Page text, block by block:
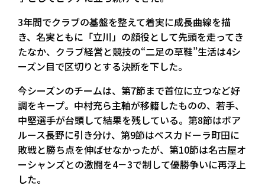
3年間でクラブの基盤を整えて着実に成長曲線を描
き、名実ともに「立川」の顔役として先頭を走ってき
たなか、クラブ経営と競技の“二足の草鞋”生活は4シ
ーズン目で区切りとする決断を下した。
今シーズンのチームは、第7節まで首位に立つなど好
調をキープ。中村充ら主軸が移籍したものの、若手、
中堅選手が台頭して結果を残している。第8節はボア
ルース長野に引き分け、第9節はペスカドーラ町田に
敗戦と勝ち点を伸ばせなかったが、第10節は名古屋オ
ーシャンズとの激闘を4－3で制して優勝争いに再浮上
した。